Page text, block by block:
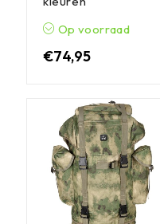
Op voorraad
€74,95